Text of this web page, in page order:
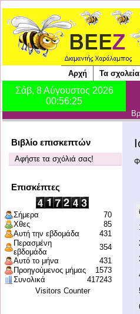
Αρχή Τα
Βιβλίο επισκεπτών
Αφήστε τα σχόλιά σας!
Επισκέπτες
Σήμερα
70
Χθες
85
Αυτή την εβδομάδα
431
Περασμένη
εβδομάδα
354
Αυτό το μήνα
431
Προηγούμενος μήμας
1573
Συνολικά
417243
Visitors Counter